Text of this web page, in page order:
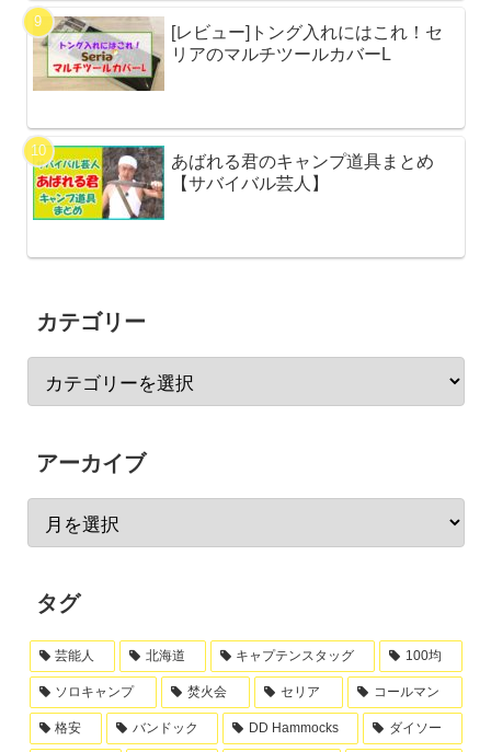
[レビュー]トング入れにはこれ！セ
リアのマルチツールカバーL
あばれる君のキャンプ道具まとめ
【サバイバル芸人】
カテゴリー
アーカイブ
タグ
芸能人 北海道 キャプテンスタッグ 100均
ソロキャンプ 焚火会 セリア コールマン
格安 バンドック DD Hammocks ダイソー